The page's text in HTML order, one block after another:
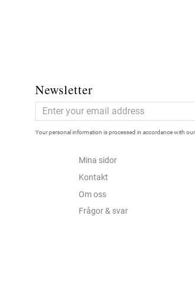
Newsletter
Your personal information is processed in accordance with our
Mina sidor
Kontakt
Om oss
Frågor & svar